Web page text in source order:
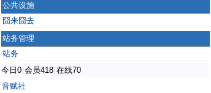
公共设施
囧来囧去
站务管理
站务
今日0 会员418 在线70
音赋社